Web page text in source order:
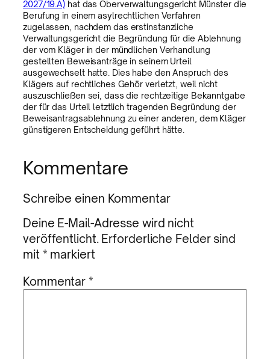
2027/19.A) hat das Oberverwaltungsgericht Münster die
Berufung in einem asylrechtlichen Verfahren
zugelassen, nachdem das erstinstanzliche
Verwaltungsgericht die Begründung für die Ablehnung
der vom Kläger in der mündlichen Verhandlung
gestellten Beweisanträge in seinem Urteil
ausgewechselt hatte. Dies habe den Anspruch des
Klägers auf rechtliches Gehör verletzt, weil nicht
auszuschließen sei, dass die rechtzeitige Bekanntgabe
der für das Urteil letztlich tragenden Begründung der
Beweisantragsablehnung zu einer anderen, dem Kläger
günstigeren Entscheidung geführt hätte.
Kommentare
Schreibe einen Kommentar
Deine E-Mail-Adresse wird nicht
veröffentlicht. Erforderliche Felder sind
mit * markiert
Kommentar*